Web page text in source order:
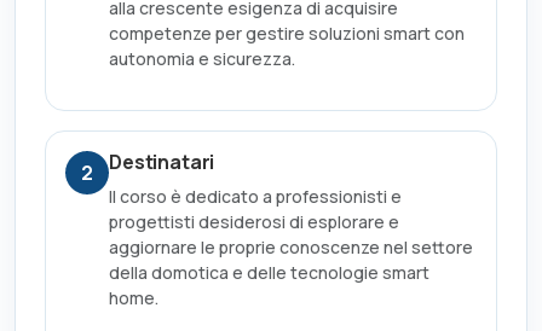
alla crescente esigenza di acquisire
competenze per gestire soluzioni smart con
autonomia e sicurezza.
2 Destinatari
Il corso è dedicato a professionisti e
progettisti desiderosi di esplorare e
aggiornare le proprie conoscenze nel settore
della domotica e delle tecnologie smart
home.